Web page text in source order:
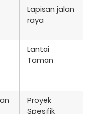
Lapisan jalan
raya
Lantai
Taman
Proyek
Spesifik